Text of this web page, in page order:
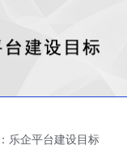
乐企平台建设目标